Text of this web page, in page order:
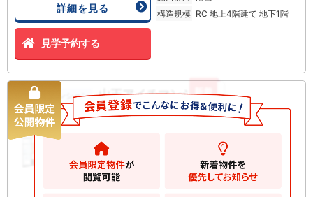
詳細を見る
見学予約する
構造規模 RC 地上4階建て 地下1階
新着
中古マンション 山王アイチマンション
建物